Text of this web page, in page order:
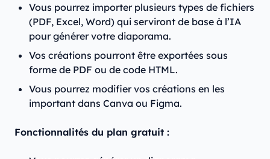
Vous pourrez importer plusieurs types de fichiers
(PDF, Excel, Word) qui serviront de base à l’IA
pour générer votre diaporama.
Vos créations pourront être exportées sous
forme de PDF ou de code HTML.
Vous pourrez modifier vos créations en les
important dans Canva ou Figma.
Fonctionnalités du plan gratuit :